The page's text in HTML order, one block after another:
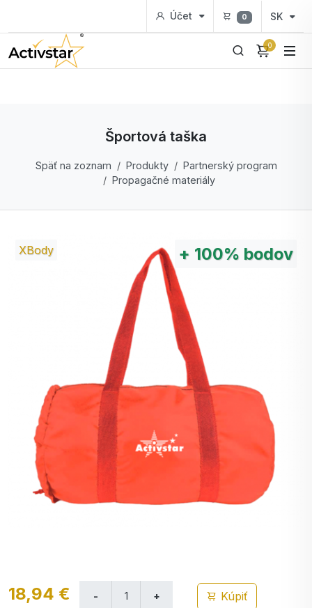
Účet 0 SK
0
Športová taška
Späť na zoznam Produkty
Partnerský program
Propagačné materiály
XBody + 100% bodov
18,94 € Kúpiť